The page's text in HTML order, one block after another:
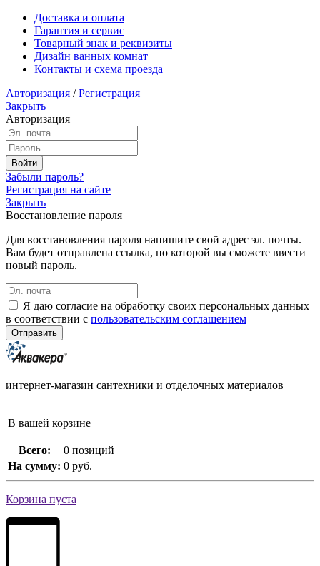
Доставка и оплата
Гарантия и сервис
Товарный знак и реквизиты
Дизайн ванных комнат
Контакты и схема проезда
Авторизация / Регистрация
Закрыть
Авторизация
Забыли пароль?
Регистрация на сайте
Закрыть
Восстановление пароля
Для восстановления пароля напишите свой адрес эл. почты.
Вам будет отправлена ссылка, по которой вы сможете ввести
новый пароль.
Я даю согласие на обработку своих персональных данных
в соответствии с пользовательским соглашением
интернет-магазин сантехники и отделочных материалов
В вашей корзине
Всего:
0 позиций
На сумму: 0 руб.
Корзина пуста